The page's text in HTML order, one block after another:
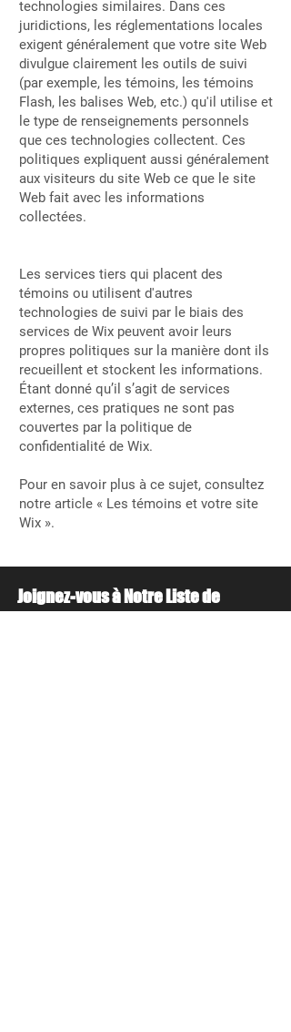
technologies similaires. Dans ces
juridictions, les réglementations locales
exigent généralement que votre site Web
divulgue clairement les outils de suivi
(par exemple, les témoins, les témoins
Flash, les balises Web, etc.) qu'il utilise et
le type de renseignements personnels
que ces technologies collectent. Ces
politiques expliquent aussi généralement
aux visiteurs du site Web ce que le site
Web fait avec les informations
collectées.
Les services tiers qui placent des
témoins ou utilisent d'autres
technologies de suivi par le biais des
services de Wix peuvent avoir leurs
propres politiques sur la manière dont ils
recueillent et stockent les informations.
Étant donné qu’il s’agit de services
externes, ces pratiques ne sont pas
couvertes par la politique de
confidentialité de Wix.
Pour en savoir plus à ce sujet, consultez
notre article « Les témoins et votre site
Wix ».
Joignez-vous à Notre Liste de